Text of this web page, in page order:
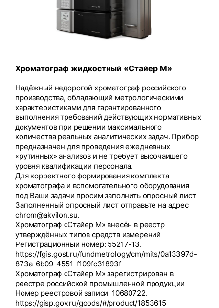
Хроматограф жидкостный «Стайер М»
Надёжный недорогой хроматограф российского
производства, обладающий метрологическими
характеристиками для гарантированного
выполнения требований действующих нормативных
документов при решении максимального
количества реальных аналитических задач. Прибор
предназначен для проведения ежедневных
«рутинных» анализов и не требует высочайшего
уровня квалификации персонала.
Для корректного формирования комплекта
хроматографа и вспомогательного оборудования
под Ваши задачи просим заполнить опросный лист.
Заполненный опросный лист отправьте на адрес
chrom@akvilon.su.
Хроматограф «Стайер М» внесён в реестр
утверждённых типов средств измерений
Регистрационный номер: 55217-13.
https://fgis.gost.ru/fundmetrology/cm/mits/0a13397d-
873a-6b09-4551-f109fc31893f
Хроматограф «Стайер М» зарегистрирован в
реестре российской промышленной продукции
Номер реестровой записи: 10680722.
https://gisp.gov.ru/goods/#/product/1853615